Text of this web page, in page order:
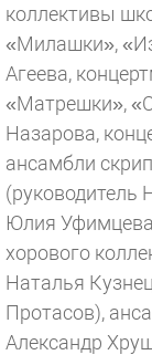
коллективы
«Милашки»,
Агеева,
«Матрешки»,
Назарова,
ансамбли
(руководитель
Юлия
хорового
Наталья
Протасов),
Александр